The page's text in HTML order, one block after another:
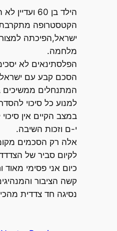
הילד בן 60 ועדיין לא הציבו לו גבולות?
הקטסטרופה מתקרבת
ישראל,הפיכתה
מלחמה.
הפלסתינאים לא
הסכם קבע עם
המתנחלים ממשיכים
למנוע כל סיכוי
במצב הקיים אין
י-ם וזכות השיבה.
אלה רק הסכמים
לקיום סביר של
כיום אני פסימי
קשה הציבור
נסיגה חד צדדית